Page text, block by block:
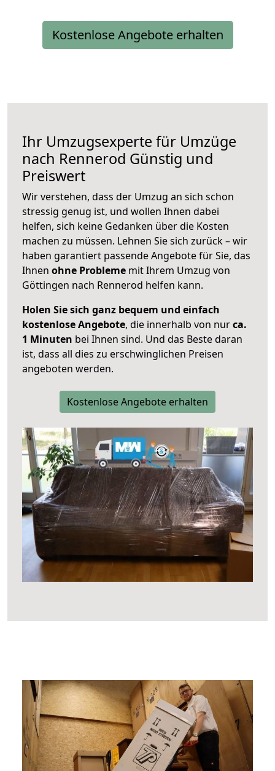
Kostenlose Angebote erhalten
Ihr Umzugsexperte für Umzüge
nach Rennerod Günstig und
Preiswert
Wir verstehen, dass der Umzug an sich schon
stressig genug ist, und wollen Ihnen dabei
helfen, sich keine Gedanken über die Kosten
machen zu müssen. Lehnen Sie sich zurück – wir
haben garantiert passende Angebote für Sie, das
Ihnen ohne Probleme mit Ihrem Umzug von
Göttingen nach Rennerod helfen kann.
Holen Sie sich ganz bequem und einfach
kostenlose Angebote, die innerhalb von nurca.
1 Minuten bei Ihnen sind. Und das Beste daran
ist, dass all dies zu erschwinglichen Preisen
angeboten werden.
Kostenlose Angebote erhalten